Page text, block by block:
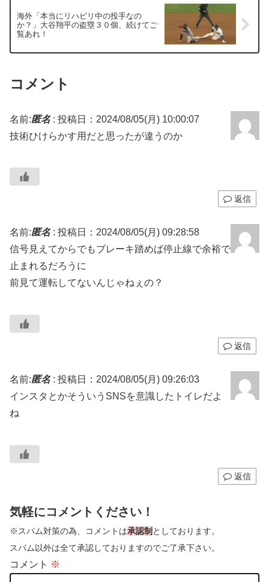
海外「本当にリハビリ中の投手なの
か？」大谷翔平の盗塁３０個、続けてご
覧あれ！
コメント
名前:匿名: 投稿日：2024/08/05(月) 10:00:07
技術ひけらかす用だと思ったが違うのか
返信
名前:匿名: 投稿日：2024/08/05(月) 09:28:58
信号見えてからでもブレーキ踏めば停止線で余裕で
止まれるだろうに
前見て運転してないんじゃねぇの？
返信
名前:匿名: 投稿日：2024/08/05(月) 09:26:03
インスタとかそういうSNSを意識したトイレだよ
ね
返信
気軽にコメントください！
※スパム対策の為、コメントは承認制 としております。
スパム以外は全て承認しておりますのでご了承下さい。
コメント ※